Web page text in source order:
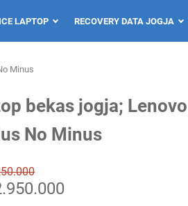
LAPTOP RECOVERY DATA JOGJA
Minus
bekas jogja;
No Minus